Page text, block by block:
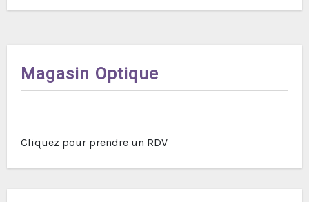
de
Magasin Optique
Cliquez pour prendre un RDV